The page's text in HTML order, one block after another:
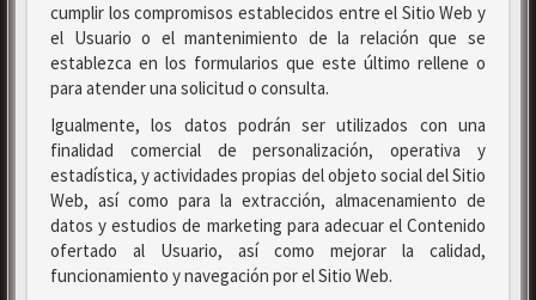
cumplir los compromisos establecidos entre el Sitio Web y
el Usuario o el mantenimiento de la relación que se
establezca en los formularios que este último rellene o
para atender una solicitud o consulta.
Igualmente, los datos podrán ser utilizados con una
finalidad comercial de personalización, operativa y
estadística, y actividades propias del objeto social del Sitio
Web, así como para la extracción, almacenamiento de
datos y estudios de marketing para adecuar el Contenido
ofertado al Usuario, así como mejorar la calidad,
funcionamiento y navegación por el Sitio Web.